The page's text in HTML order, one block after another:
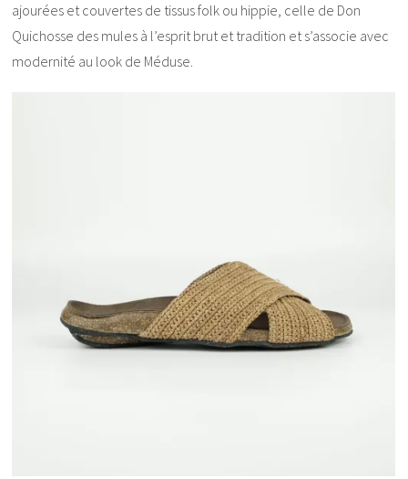
ajourées et couvertes de tissus folk ou hippie, celle de Don
Quichosse des mules à l’esprit brut et tradition et s’associe avec
modernité au look de Méduse.